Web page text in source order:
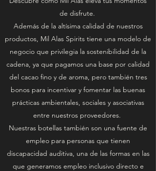
de disfrute.
Además de la altísima calidad de nuestros
productos, Mil Alas Spirits tiene una modelo de
negocio que privilegia la sostenibilidad de la
cadena, ya que pagamos una base por calidad
del cacao fino y de aroma, pero también tres
bonos para incentivar y fomentar las buenas
prácticas ambientales, sociales y asociativas
entre nuestros proveedores.
Nuestras botellas también son una fuente de
empleo para personas que tienen
discapacidad auditiva, una de las formas en las
que generamos empleo inclusivo directo e